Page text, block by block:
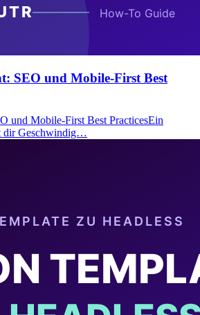
SEO und Mobile-First Best
und Mobile-First Best PracticesEin
dir Geschwindig…